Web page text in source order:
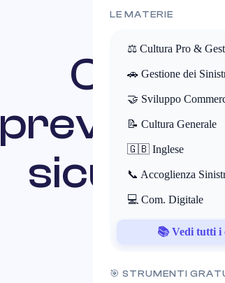
LE MATERIE
⚖️ Cultura Pro &
🚗 Gestione dei
🤝 Sviluppo
📝 Cultura Generale
🇬🇧 Inglese
📞 Accoglienza
💻 Com. Digitale
📚 Vedi tutti i
🎯 STRUMENTI 3 July